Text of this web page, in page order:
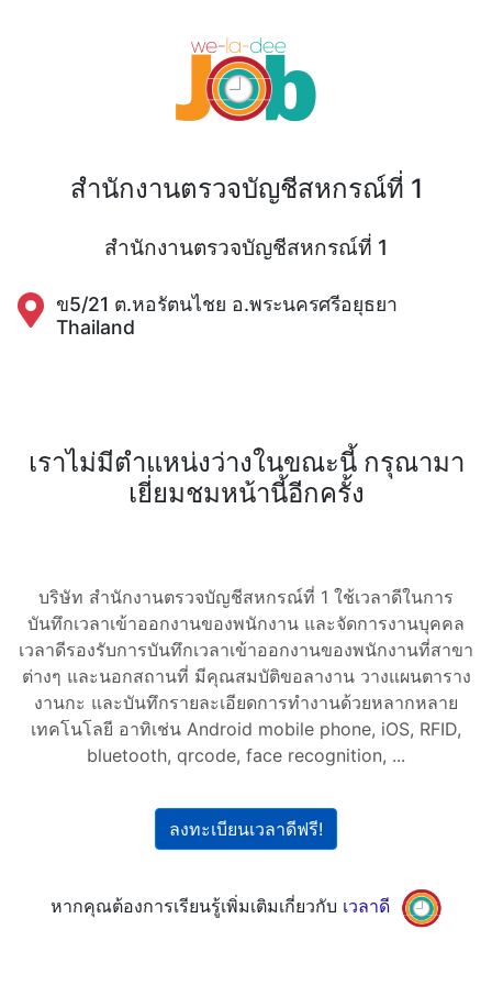
สำนักงานตรวจบัญชีสหกรณ์ที่ 1
สำนักงานตรวจบัญชีสหกรณ์ที่ 1
ข5/21 ต.หอรัตนไชย อ.พระนครศรีอยุธยา
Thailand
เราไม่มีตำแหน่งว่างในขณะนี้ กรุณามา
เยี่ยมชมหน้านี้อีกครั้ง
บริษัท สำนักงานตรวจบัญชีสหกรณ์ที่ 1 ใช้เวลาดีในการ
บันทึกเวลาเข้าออกงานของพนักงาน และจัดการงานบุคคล
เวลาดีรองรับการบันทึกเวลาเข้าออกงานของพนักงานที่สาขา
ต่างๆ และนอกสถานที่ มีคุณสมบัติขอลางาน วางแผนตาราง
งานกะ และบันทึกรายละเอียดการทำงานด้วยหลากหลาย
เทคโนโลยี อาทิเช่น Android mobile phone, iOS, RFID,
bluetooth, qrcode, face recognition, ...
ลงทะเบียนเวลาดีฟรี!
หากคุณต้องการเรียนรู้เพิ่มเติมเกี่ยวกับ เวลาดี